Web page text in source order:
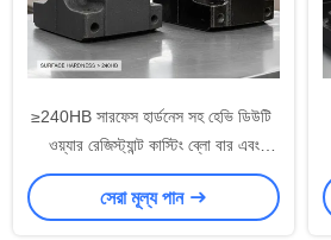
≥240HB সারফেস হার্ডনেস সহ হেভি ডিউটি ​​
ওয়্যার রেজিস্ট্যান্ট কাস্টিং ব্লো বার এবং
ক্রাশার ওয়্যারিং পার্টসের জন্য ফাইন বালি
কাস্টিং
সেরা মূল্য পান